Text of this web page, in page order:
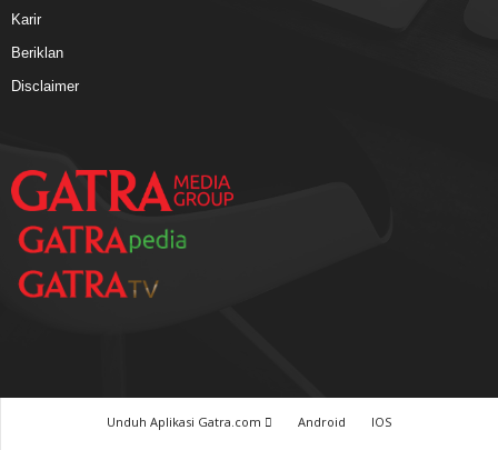
Karir
Beriklan
Disclaimer
Unduh Aplikasi Gatra.com Android
IOS